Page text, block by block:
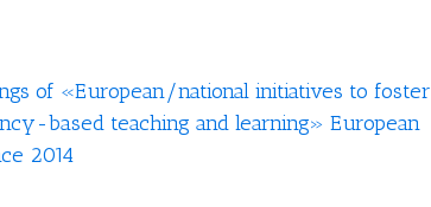
of «European/national initiatives to foster
based teaching and learning» European
2014